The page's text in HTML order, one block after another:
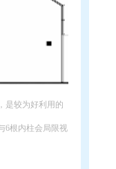
是较为好利用的
6根内柱会局限视